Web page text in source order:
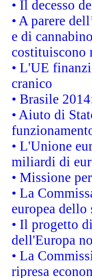
• Il decesso
• A parere
e di
costituiscono
• L'UE
cranico
• Brasile
• Aiuto di
• L'Unione
miliardi di
• Missione
• La
europea dello
• Il progetto
dell'Europa
• La
ripresa